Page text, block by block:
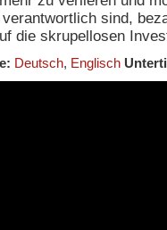
verantwortlich sind,
die skrupellosen
Deutsch, Englisch